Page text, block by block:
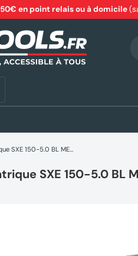
en point relais ou à domicile
Ponceuse excentrique SXE 150-5.0 BL METABO 615050000 350 W 150 mm
SXE 150-5.0 BL